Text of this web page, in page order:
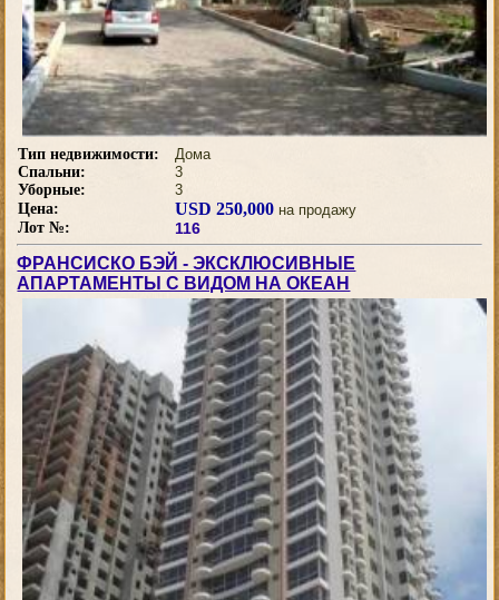
Тип недвижимости:
Дома
Спальни:
3
Уборные:
3
Цена:
USD 250,000 на продажу
Лот №:
116
ФРАНСИСКО БЭЙ - ЭКСКЛЮСИВНЫЕ
АПАРТАМЕНТЫ С ВИДОМ НА ОКЕАН